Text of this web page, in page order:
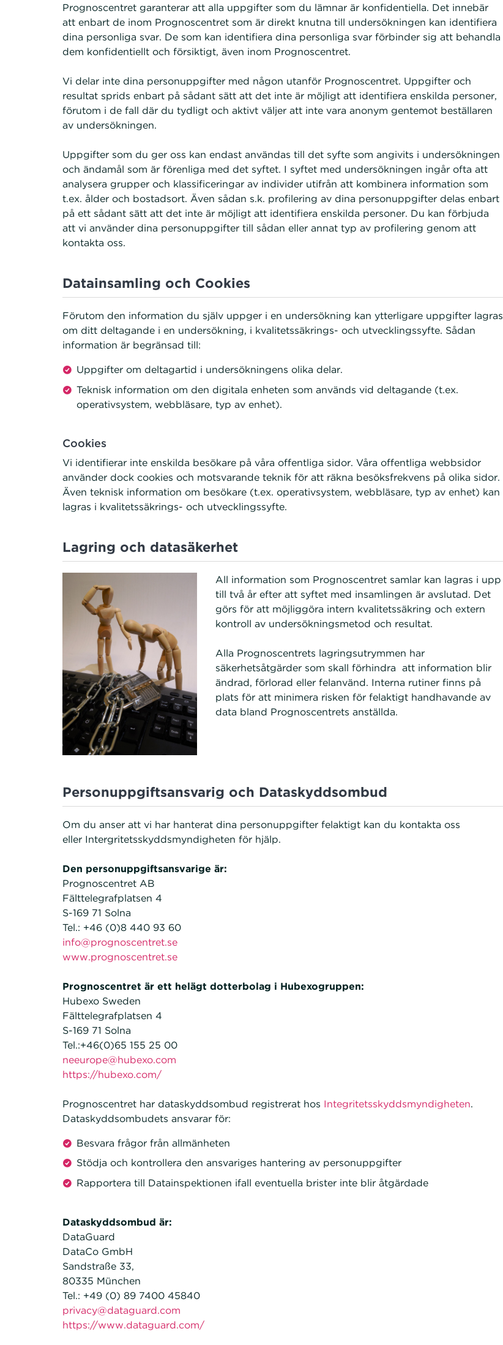
Prognoscentret garanterar att alla uppgifter som du lämnar är konfidentiella. Det innebär
att enbart de inom Prognoscentret som är direkt knutna till undersökningen kan identifiera
dina personliga svar. De som kan identifiera dina personliga svar förbinder sig att behandla
dem konfidentiellt och försiktigt, även inom Prognoscentret.
Vi delar inte dina personuppgifter med någon utanför Prognoscentret. Uppgifter och
resultat sprids enbart på sådant sätt att det inte är möjligt att identifiera enskilda personer,
förutom i de fall där du tydligt och aktivt väljer att inte vara anonym gentemot beställaren
av undersökningen.
Uppgifter som du ger oss kan endast användas till det syfte som angivits i undersökningen
och ändamål som är förenliga med det syftet. I syftet med undersökningen ingår ofta att
analysera grupper och klassificeringar av individer utifrån att kombinera information som
t.ex. ålder och bostadsort. Även sådan s.k. profilering av dina personuppgifter delas enbart
på ett sådant sätt att det inte är möjligt att identifiera enskilda personer. Du kan förbjuda
att vi använder dina personuppgifter till sådan eller annat typ av profilering genom att
kontakta oss.
Datainsamling och Cookies
Förutom den information du själv uppger i en undersökning kan ytterligare uppgifter lagras
om ditt deltagande i en undersökning, i kvalitetssäkrings- och utvecklingssyfte. Sådan
information är begränsad till:
Uppgifter om deltagartid i undersökningens olika delar.
Teknisk information om den digitala enheten som används vid deltagande (t.ex.
operativsystem, webbläsare, typ av enhet).
Cookies
Vi identifierar inte enskilda besökare på våra offentliga sidor. Våra offentliga webbsidor
använder dock cookies och motsvarande teknik för att räkna besöksfrekvens på olika sidor.
Även teknisk information om besökare (t.ex. operativsystem, webbläsare, typ av enhet) kan
lagras i kvalitetssäkrings- och utvecklingssyfte.
Lagring och datasäkerhet
All information som Prognoscentret samlar kan lagras i upp
till två år efter att syftet med insamlingen är avslutad. Det
görs för att möjliggöra intern kvalitetssäkring och extern
kontroll av undersökningsmetod och resultat.
Alla Prognoscentrets lagringsutrymmen har
säkerhetsåtgärder som skall förhindra att information blir
ändrad, förlorad eller felanvänd. Interna rutiner finns på
plats för att minimera risken för felaktigt handhavande av
data bland Prognoscentrets anställda.
Personuppgiftsansvarig och Dataskyddsombud
Om du anser att vi har hanterat dina personuppgifter felaktigt kan du kontakta oss
eller Intergritetsskyddsmyndigheten för hjälp.
Den personuppgiftsansvarige är:
Prognoscentret AB
Fälttelegrafplatsen 4
S-169 71 Solna
Tel.: +46 (0)8 440 93 60
info@prognoscentret.se
www.prognoscentret.se
Prognoscentret är ett helägt dotterbolag i Hubexogruppen:
Hubexo Sweden
Fälttelegrafplatsen 4
S-169 71 Solna
Tel.:+46(0)65 155 25 00
neeurope@hubexo.com
https://hubexo.com/
Prognoscentret har dataskyddsombud registrerat hos Integritetsskyddsmyndigheten.
Dataskyddsombudets ansvarar för:
Besvara frågor från allmänheten
Stödja och kontrollera den ansvariges hantering av personuppgifter
Rapportera till Datainspektionen ifall eventuella brister inte blir åtgärdade
Dataskyddsombud är:
DataGuard
DataCo GmbH
Sandstraße 33,
80335 München
Tel.: +49 (0) 89 7400 45840
privacy@dataguard.com
https://www.dataguard.com/